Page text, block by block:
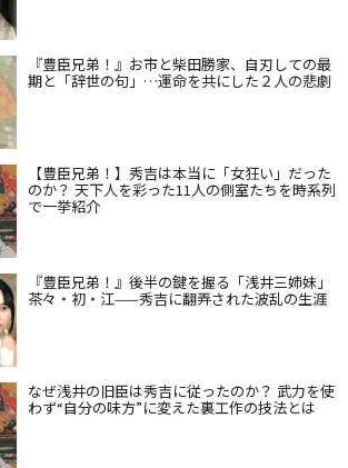
『豊臣兄弟！』お市と柴田勝家、自刃しての最
期と「辞世の句」…運命を共にした２人の悲劇
【豊臣兄弟！】秀吉は本当に「女狂い」だった
のか？ 天下人を彩った11人の側室たちを時系列
で一挙紹介
『豊臣兄弟！』後半の鍵を握る「浅井三姉妹」
茶々・初・江——秀吉に翻弄された波乱の生涯
なぜ浅井の旧臣は秀吉に従ったのか？ 武力を使
わず“自分の味方”に変えた裏工作の技法とは